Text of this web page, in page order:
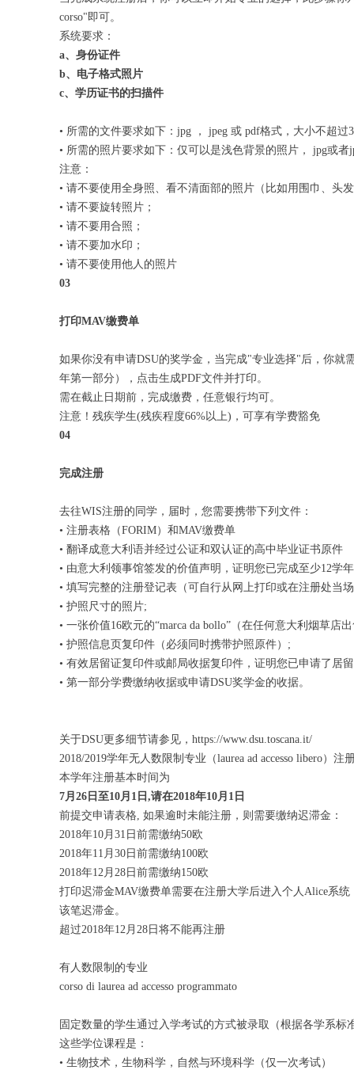
corso"即可。
系统要求：
a、身份证件
b、电子格式照片
c、学历证书的扫描件
• 所需的文件要求如下：jpg ， jpeg 或 pdf格式，大小不超过
• 所需的照片要求如下：仅可以是浅色背景的照片， jpg或
注意：
• 请不要使用全身照、看不清面部的照片（比如用围巾、头
• 请不要旋转照片；
• 请不要用合照；
• 请不要加水印；
• 请不要使用他人的照片
03
打印MAV缴费单
如果你没有申请DSU的奖学金，当完成"专业选择"后，你就
年第一部分），点击生成PDF文件并打印。
需在截止日期前，完成缴费，任意银行均可。
注意！残疾学生(残疾程度66%以上)，可享有学费豁免
04
完成注册
去往WIS注册的同学，届时，您需要携带下列文件：
• 注册表格（FORIM）和MAV缴费单
• 翻译成意大利语并经过公证和双认证的高中毕业证书原件
• 由意大利领事馆签发的价值声明，证明您已完成至少12学
• 填写完整的注册登记表（可自行从网上打印或在注册处当
• 护照尺寸的照片;
• 一张价值16欧元的“marca da bollo”（在任何意大利烟草
• 护照信息页复印件（必须同时携带护照原件）;
• 有效居留证复印件或邮局收据复印件，证明您已申请了居
• 第一部分学费缴纳收据或申请DSU奖学金的收据。
关于DSU更多细节请参见，https://www.dsu.toscana.it/
2018/2019学年无人数限制专业（laurea ad accesso libero）注
本学年注册基本时间为
7月26日至10月1日,请在2018年10月1日
前提交申请表格, 如果逾时未能注册，则需要缴纳迟滞金：
2018年10月31日前需缴纳50欧
2018年11月30日前需缴纳100欧
2018年12月28日前需缴纳150欧
打印迟滞金MAV缴费单需要在注册大学后进入个人Alice系
该笔迟滞金。
超过2018年12月28日将不能再注册
有人数限制的专业
corso di laurea ad accesso programmato
固定数量的学生通过入学考试的方式被录取（根据各学系标
这些学位课程是：
• 生物技术，生物科学，自然与环境科学（仅一次考试）